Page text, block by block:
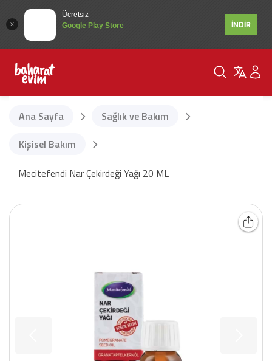
Ücretsiz
Google Play Store
İNDİR
Ana Sayfa
Sağlık ve Bakım
Kişisel Bakım
Mecitefendi Nar Çekirdeği Yağı 20 ML